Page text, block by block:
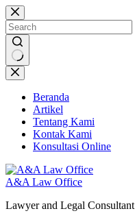
Skip
to
content
No
results
Beranda
Artikel
Tentang Kami
Kontak Kami
Konsultasi Online
A&A Law Office
Lawyer and Legal Consultant